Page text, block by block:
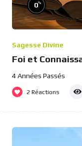
0%
Sagesse Divine
Foi et
4 Années Passés
2 Réactions